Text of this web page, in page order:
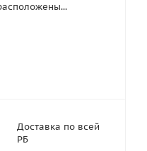
Доставка по всей
РБ